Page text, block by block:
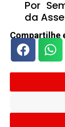
Por
da
Compartilhe